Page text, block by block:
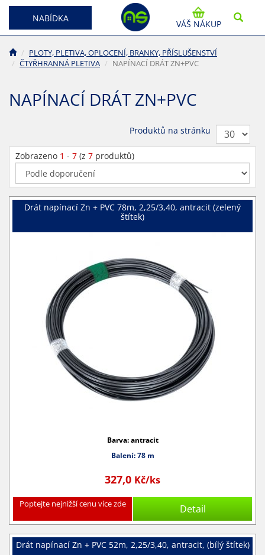
NABÍDKA
VÁŠ NÁKUP
PLOTY, PLETIVA, OPLOCENÍ, BRANKY, PŘÍSLUŠENSTVÍ
ČTYŘHRANNÁ PLETIVA
NAPÍNACÍ DRÁT ZN+PVC
NAPÍNACÍ DRÁT ZN+PVC
Produktů na stránku
Zobrazeno 1 - 7 (z 7 produktů)
Drát napínací Zn + PVC 78m, 2,25/3,40, antracit (zelený
štítek)
Barva: antracit
Balení: 78 m
327,0 Kč/ks
Poptejte nejnižší cenu více zde Detail
Drát napínací Zn + PVC 52m, 2,25/3,40, antracit, (bílý štítek)